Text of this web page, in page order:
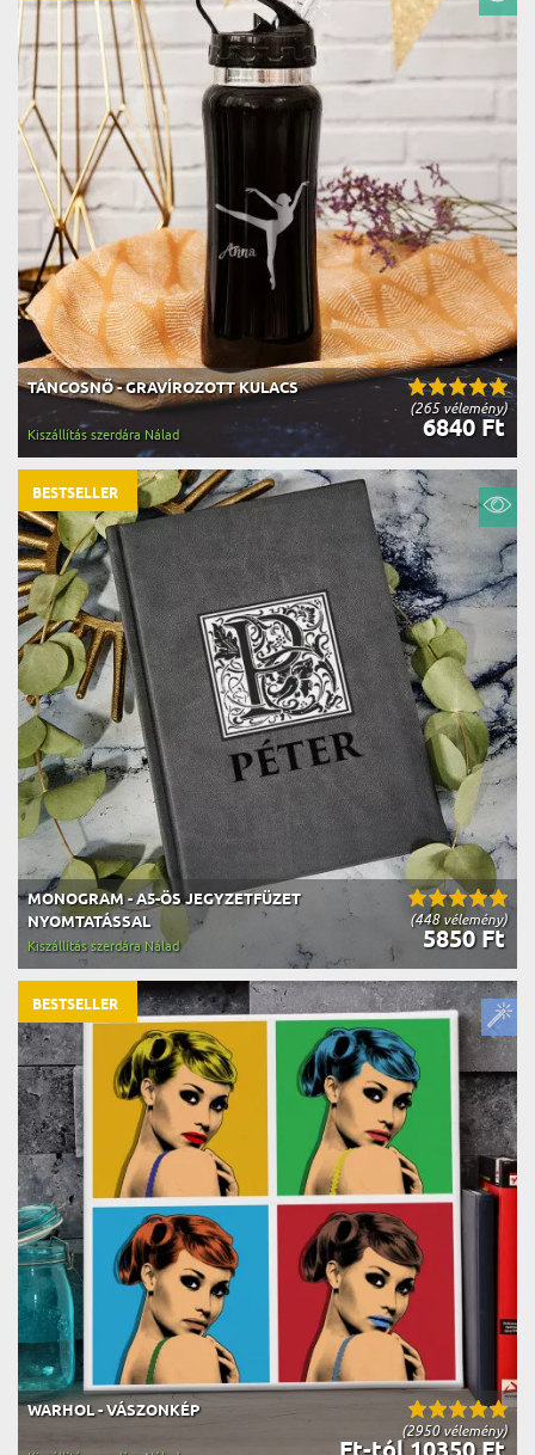
(265 vélemény)
TÁNCOSNŐ - GRAVÍROZOTT KULACS
6840 Ft
Kiszállítás szerdára Nálad
(448 vélemény)
MONOGRAM - A5-ÖS JEGYZETFÜZET
NYOMTATÁSSAL
5850 Ft
Kiszállítás szerdára Nálad
BESTSELLER
(2950 vélemény)
WARHOL - VÁSZONKÉP
BESTSELLER